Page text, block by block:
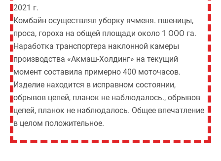
2021 г.
Комбайн осуществлял уборку ячменя. пшеницы,
проса, гороха на общей площади около 1 ООО га.
Наработка транспортера наклонной камеры
производства «Акмаш-Холдинг» на текущий
момент составила примерно 400 моточасов.
Изделие находится в исправном состоянии,
обрывов цепей, планок не наблюдалось., обрывов
цепей, планок не наблюдалось. Общее впечатление
в целом положительное.